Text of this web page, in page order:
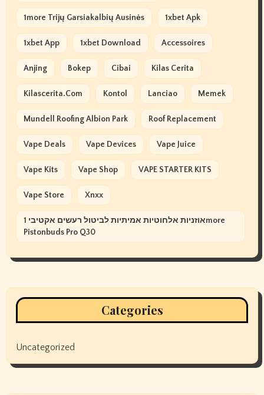
1more Trijų Garsiakalbių Ausinės 1xbet Apk
1xbet App 1xbet Download Accessoires
Anjing Bokep Cibai Kilas Cerita
Kilascerita.com Kontol Lanciao Memek
Mundell Roofing Albion Park Roof Replacement
Vape Deals Vape Devices Vape Juice
Vape Kits Vape Shop VAPE STARTER KITS
Vape Store Xnxx
אוזניות אלחוטיות אמיתיות לביטול רעשים אקטיבי 1more
Pistonbuds Pro Q30
Categories
Uncategorized